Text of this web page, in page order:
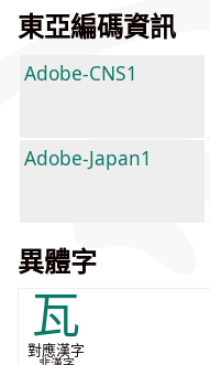
東亞編碼資訊
Adobe-CNS1
Adobe-Japan1
異體字
瓦
對應漢字